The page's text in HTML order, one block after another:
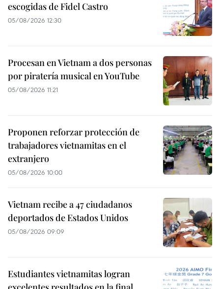
escogidas de Fidel Castro
05/08/2026 12:30
Procesan en Vietnam a dos personas
por piratería musical en YouTube
05/08/2026 11:21
Proponen reforzar protección de
trabajadores vietnamitas en el
extranjero
05/08/2026 10:00
Vietnam recibe a 47 ciudadanos
deportados de Estados Unidos
05/08/2026 09:09
Estudiantes vietnamitas logran